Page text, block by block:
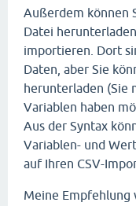
Außerdem können
Datei
importieren. Dort
Daten, aber Sie
herunterladen (Sie
Variablen haben
Aus der Syntax
Variablen- und
auf Ihren CSV-
Meine Empfehlung